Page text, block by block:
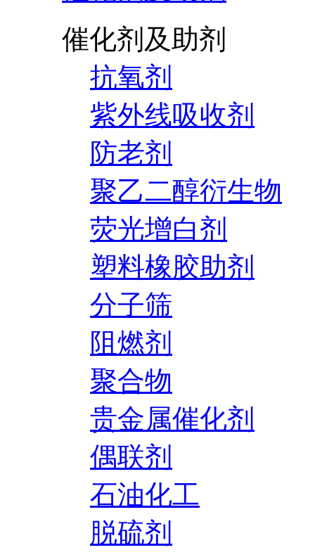
催化剂及助剂
抗氧剂
紫外线吸收剂
防老剂
聚乙二醇衍生物
荧光增白剂
塑料橡胶助剂
分子筛
阻燃剂
聚合物
贵金属催化剂
偶联剂
石油化工
脱硫剂